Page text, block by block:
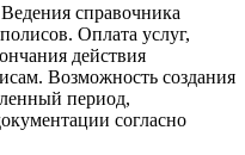
Ведения справочника
Оплата услуг,
действия
Возможность создания
период,
согласно